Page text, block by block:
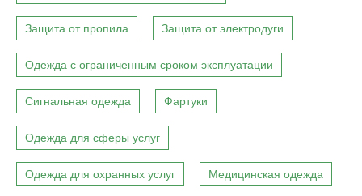
Защита от пропила Защита от электродуги
Одежда с ограниченным сроком эксплуатации
Сигнальная одежда Фартуки
Одежда для сферы услуг
Одежда для охранных услуг Медицинская одежда